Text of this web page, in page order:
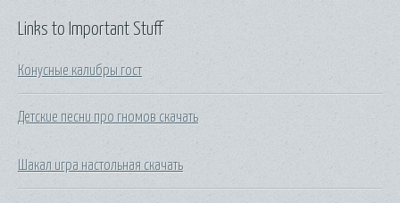
Links to Important Stuff
Конусные калибры гост
Детские песни про гномов скачать
Шакал игра настольная скачать